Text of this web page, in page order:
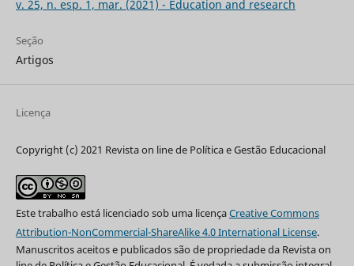
v. 25, n. esp. 1, mar. (2021) - Education and research
Seção
Artigos
Licença
Copyright (c) 2021 Revista on line de Política e Gestão Educacional
Este trabalho está licenciado sob uma licençaCreative Commons
Attribution-NonCommercial-ShareAlike 4.0 International License.
Manuscritos aceitos e publicados são de propriedade da Revista on